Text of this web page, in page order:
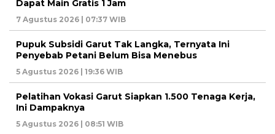
Dapat Main Gratis 1 Jam
7 Agustus 2026 | 07:37 WIB
Pupuk Subsidi Garut Tak Langka, Ternyata Ini
Penyebab Petani Belum Bisa Menebus
5 Agustus 2026 | 19:36 WIB
Pelatihan Vokasi Garut Siapkan 1.500 Tenaga Kerja,
Ini Dampaknya
5 Agustus 2026 | 08:51 WIB